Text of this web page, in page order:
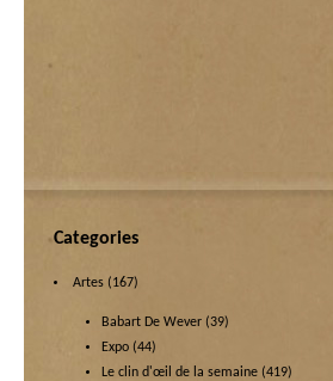
Categories
Artes (167)
Babart De Wever (39)
Expo (44)
Le clin d'œil de la semaine (419)